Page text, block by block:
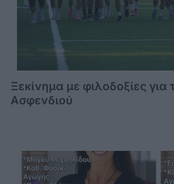
Ξεκίνημα με φιλοδοξίες
Ασφενδιού